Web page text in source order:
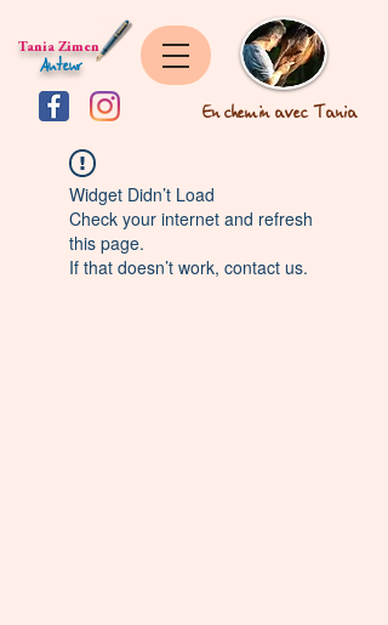
Auteur
Tania Zimen
En chemin avec Tania
Widget Didn’t Load
Check your internet and refresh
this page.
If that doesn’t work, contact us.